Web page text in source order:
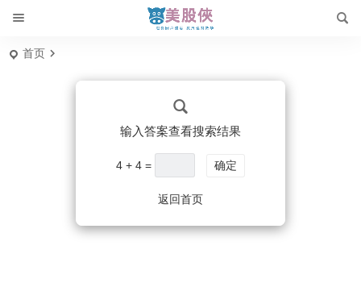
首页
输入答案查看搜索结果
4 + 4 = 确定
返回首页